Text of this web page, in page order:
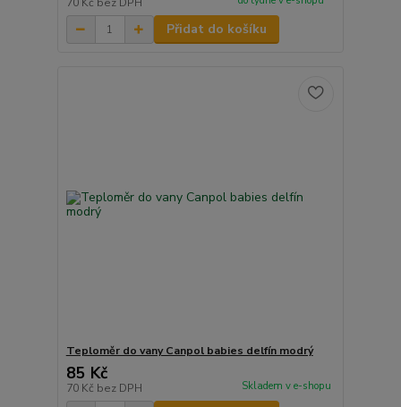
Přidat do košíku
Teploměr do vany Canpol babies delfín modrý
85 Kč
70 Kč bez DPH Skladem v e-shopu